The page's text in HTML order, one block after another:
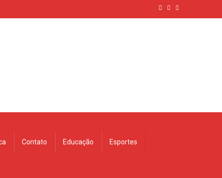
Contato Educação Esportes